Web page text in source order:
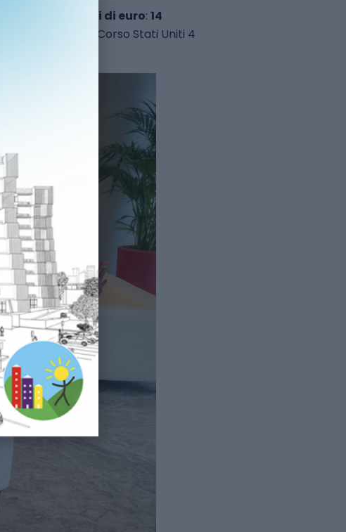
oltre 3 milioni di euro: 14
nella Torre di Corso Stati Uniti 4